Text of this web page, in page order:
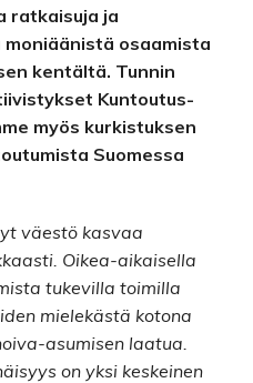
ratkaisuja ja
osaamista
kentältä. Tunnin
Kuntoutus-
myös kurkistuksen
Suomessa
väestö kasvaa
Oikea-aikaisella
tukevilla toimilla
mielekästä kotona
asumisen laatua.
on yksi keskeinen